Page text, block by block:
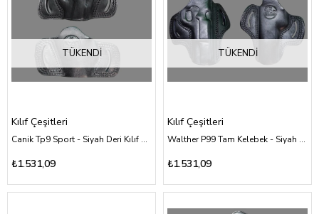
TÜKENDI
Kılıf Çeşitleri
Canik Tp9 Sport - Siyah Deri Kılıf Çeşitleri
₺1.531,09
TÜKENDI
Kılıf Çeşitleri
Walther P99 Tam Kelebek - Siyah Deri Kılıf Çeşitleri
₺1.531,09